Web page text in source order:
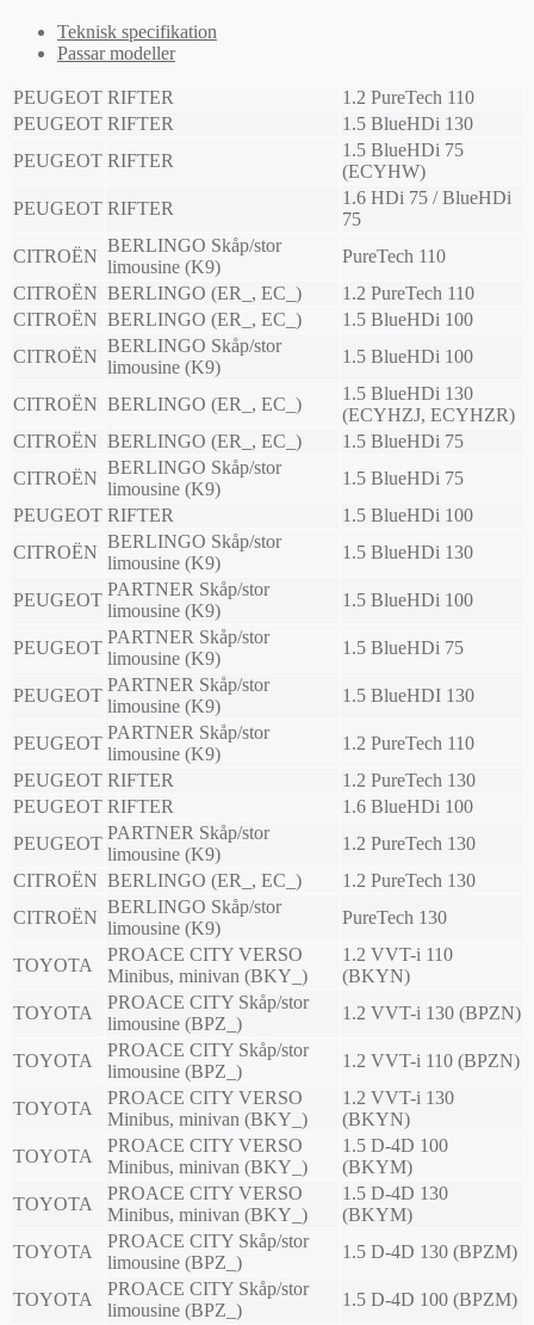
Teknisk specifikation
Passar modeller
PEUGEOT RIFTER
1.2 PureTech 110
PEUGEOT RIFTER
1.5 BlueHDi 130
PEUGEOT RIFTER
1.5 BlueHDi 75
(ECYHW)
PEUGEOT RIFTER
1.6 HDi 75 / BlueHDi
75
CITROËN
BERLINGO Skåp/stor
limousine (K9)
PureTech 110
CITROËN BERLINGO (ER_, EC_)
1.2 PureTech 110
CITROËN BERLINGO (ER_, EC_)
1.5 BlueHDi 100
CITROËN
BERLINGO Skåp/stor
limousine (K9)
1.5 BlueHDi 100
CITROËN BERLINGO (ER_, EC_)
1.5 BlueHDi 130
(ECYHZJ, ECYHZR)
CITROËN BERLINGO (ER_, EC_)
1.5 BlueHDi 75
CITROËN
BERLINGO Skåp/stor
limousine (K9)
1.5 BlueHDi 75
PEUGEOT RIFTER
1.5 BlueHDi 100
CITROËN
BERLINGO Skåp/stor
limousine (K9)
1.5 BlueHDi 130
PEUGEOT
PARTNER Skåp/stor
limousine (K9)
1.5 BlueHDi 100
PEUGEOT
PARTNER Skåp/stor
limousine (K9)
1.5 BlueHDi 75
PEUGEOT
PARTNER Skåp/stor
limousine (K9)
1.5 BlueHDI 130
PEUGEOT
PARTNER Skåp/stor
limousine (K9)
1.2 PureTech 110
PEUGEOT RIFTER
1.2 PureTech 130
PEUGEOT RIFTER
1.6 BlueHDi 100
PEUGEOT
PARTNER Skåp/stor
limousine (K9)
1.2 PureTech 130
CITROËN BERLINGO (ER_, EC_)
1.2 PureTech 130
CITROËN
BERLINGO Skåp/stor
limousine (K9)
PureTech 130
TOYOTA
PROACE CITY VERSO
Minibus, minivan (BKY_)
1.2 VVT-i 110
(BKYN)
TOYOTA
PROACE CITY Skåp/stor
limousine (BPZ_)
1.2 VVT-i 130 (BPZN)
TOYOTA
PROACE CITY Skåp/stor
limousine (BPZ_)
1.2 VVT-i 110 (BPZN)
TOYOTA
PROACE CITY VERSO
Minibus, minivan (BKY_)
1.2 VVT-i 130
(BKYN)
TOYOTA
PROACE CITY VERSO
Minibus, minivan (BKY_)
1.5 D-4D 100
(BKYM)
TOYOTA
PROACE CITY VERSO
Minibus, minivan (BKY_)
1.5 D-4D 130
(BKYM)
TOYOTA
PROACE CITY Skåp/stor
limousine (BPZ_)
1.5 D-4D 130 (BPZM)
TOYOTA
PROACE CITY Skåp/stor
limousine (BPZ_)
1.5 D-4D 100 (BPZM)